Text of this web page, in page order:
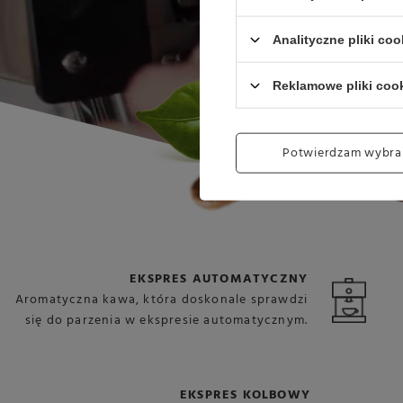
EKSPRES AUTOMATYCZNY
Aromatyczna kawa, która doskonale sprawdzi
się do parzenia w ekspresie automatycznym.
EKSPRES KOLBOWY
Analityczne pliki
Reklamowe pliki
Potwierdzam